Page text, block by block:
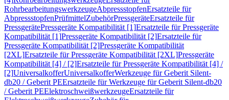
RohrbearbeitungswerkzeugeAbpressstopfenErsatzteile für
AbpressstopfenPrüfmittelZubehörPressgeräteErsatzteile für
PressgerätePressgeräte Kompatibilität [1]Ersatzteile für Pressgeräte
Kompatibilität [1]Pressgeräte Kompatibilität [2]Ersatzteile für
Pressgeräte Kompatibilität [2]Pressgeräte Kompatibilität
[2XL]Ersatzteile für Pressgeräte Kompatibilität [2XL]Pressgeräte
Kompatibilität [4] / [2]Ersatzteile für Pressgeräte Kompatibilität [4] /
[2]UniversalkofferUniversalkofferWerkzeuge für Geberit Silent-
db20 / Geberit PEErsatzteile für Werkzeuge für Geberit Silent-db20
/ Geberit PEElektroschweißwerkzeugeErsatzteile für